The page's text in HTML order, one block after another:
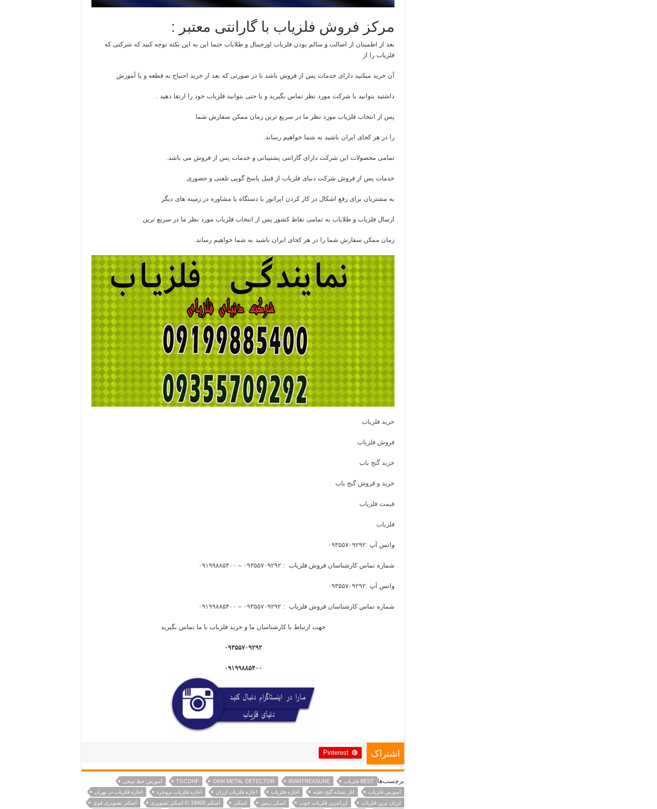
مرکز فروش فلزیاب با گارانتی معتبر :
بعد از اطمینان از اصالت و سالم بودن فلزیاب اورجینال و طلایاب حتما این به این نکته توجه کنید که شرکتی که
فلزیاب را از
آن خرید میکنید دارای خدمات پس از فروش باشد تا در صورتی که بعد از خرید احتیاج به قطعه و یا آموزش
داشتید بتوانید با شرکت مورد نظر تماس بگیرید و یا حتی بتوانید فلزیاب خود را ارتقا دهید .
پس از انتخاب فلزیاب مورد نظر ما در سریع ترین زمان ممکن سفارش شما
را در هر کجای ایران باشید به شما خواهیم رساند.
تمامی محصولات این شرکت دارای گارانتی پشتیبانی و خدمات پس از فروش می باشد.
خدمات پس از فروش شرکت دنیای فلزیاب از قبیل پاسخ گویی تلفنی و حضوری
به مشتریان برای رفع اشکال در کار کردن اپراتور با دستگاه یا مشاوره در زمینه های دیگر
ارسال فلزیاب و طلایاب به تمامی نقاط کشور پس از انتخاب فلزیاب مورد نظر ما در سریع ترین
زمان ممکن سفارش شما را در هر کجای ایران باشید به شما خواهیم رساند.
خرید فلزیاب
فروش فلزیاب
خرید گنج یاب
خرید و فروش گنج یاب
قیمت فلزیاب
فلزیاب
واتس آپ :۰۹۳۵۵۷۰۹۲۹۲
شماره تماس کارشناسان فروش فلزیاب : ۰۹۳۵۵۷۰۹۲۹۲ – ۰۹۱۹۹۸۸۵۴۰۰
واتس آپ :۰۹۳۵۵۷۰۹۲۹۲
شماره تماس کارشناسان فروش فلزیاب : ۰۹۳۵۵۷۰۹۲۹۲ – ۰۹۱۹۹۸۸۵۴۰۰
جهت ارتباط با کارشناسان ما و خرید فلزیاب با ما تماس بگیرید
۰۹۳۵۵۷۰۹۲۹۲
۰۹۱۹۹۸۸۵۴۰۰
اشتراک Pinterest
برچسب‌ها BEST فلزیاب IRANTREASURE
OKM METAL DETECTOR
TGCDHF
آموزش خط میخی
آموزش فلزیاب
اثار نشانه گنج دفینه اجاره فلزیاب اجاره فلزیاب ارزان اجاره فلزیاب بروجرد
اجاره فلزیاب در تهران
ارزان ترین فلزیاب
ارزانترین فلزیاب خوب اسکن زمین اسکنر اسکنر G 18000 اسکنر تصویری
اسکنر تصویری قوی